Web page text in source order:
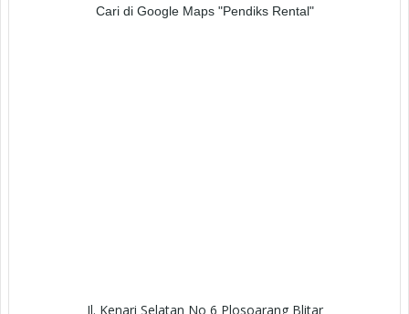
Cari di Google Maps "Pendiks Rental"
Jl. Kenari Selatan No 6 Plosoarang Blitar